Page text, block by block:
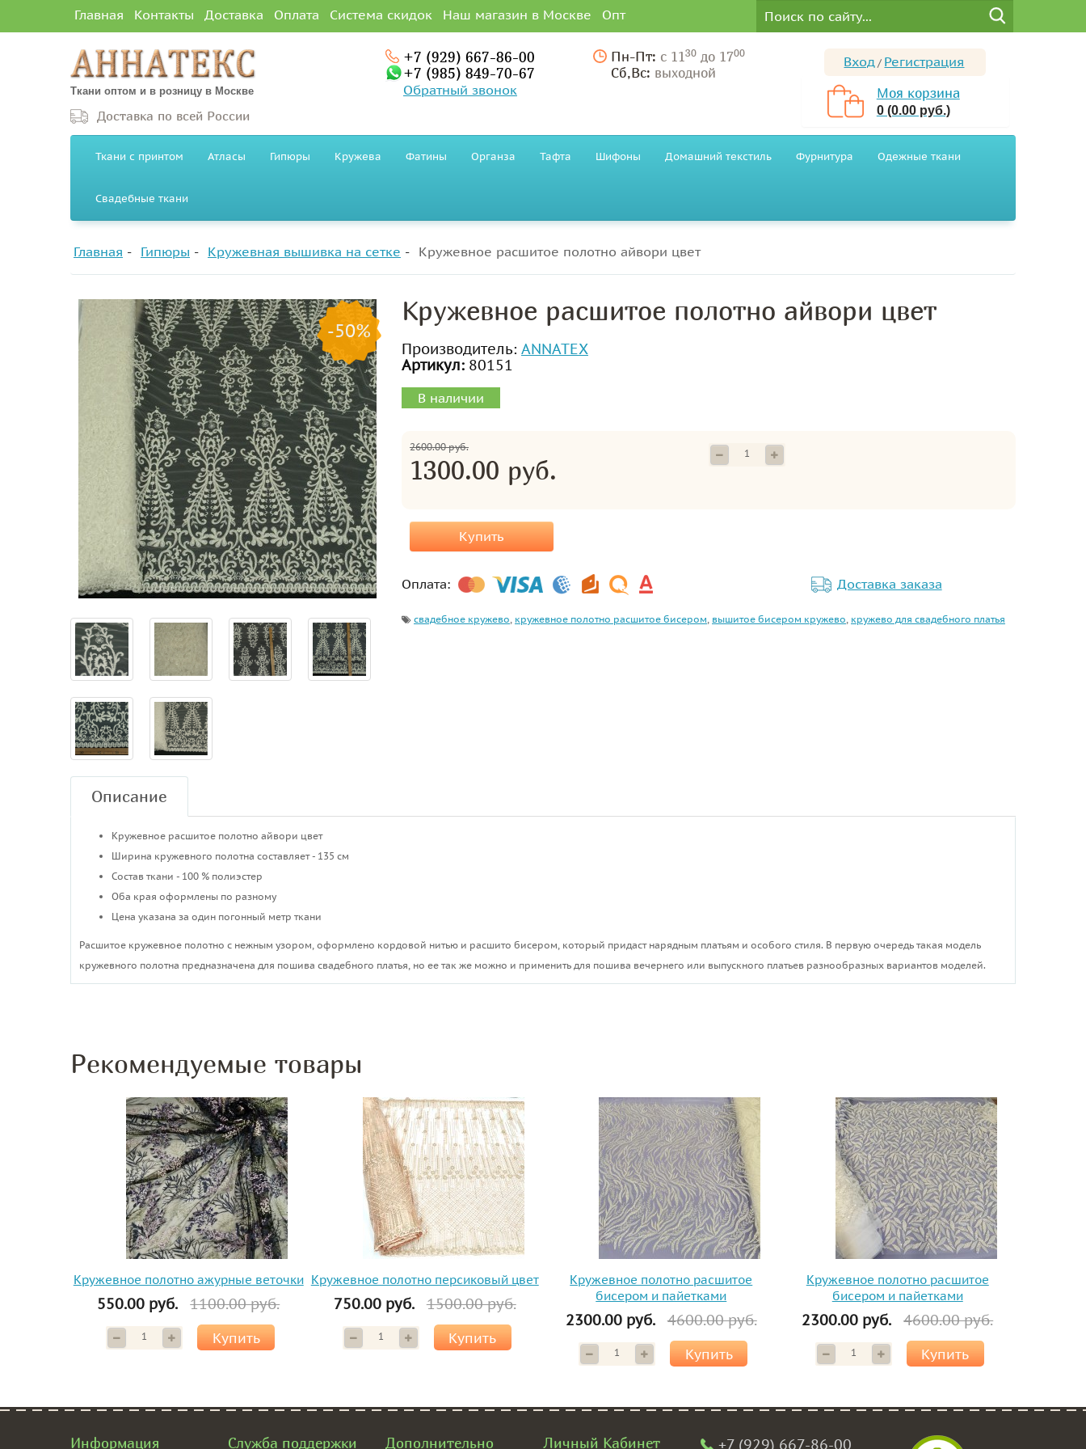
Главная Контакты Доставка Оплата Система скидок Наш магазин в Москве Опт
Ткани оптом и в розницу в Москве
Доставка по всей России
+7 (929) 667-86-00
+7 (985) 849-70-67
Обратный звонок
Пн-Пт: с 1130 до 1700
Сб,Вс: выходной
Вход / Регистрация
Моя корзина
0 (0.00 руб.)
Ткани с принтом Атласы Гипюры Кружева Фатины Органза Тафта Шифоны Домашний текстиль Фурнитура Одежные ткани
Свадебные ткани
Главная Гипюры Кружевная вышивка на сетке Кружевное расшитое полотно айвори цвет
-50%
Кружевное расшитое полотно айвори цвет
Производитель: ANNATEX
Артикул: 80151
В наличии
2600.00 руб.
1300.00 руб.
Купить
Оплата: Доставка заказа
свадебное кружево, кружевное полотно расшитое бисером, вышитое бисером кружево, кружево для свадебного платья
Описание
Кружевное расшитое полотно айвори цвет
Ширина кружевного полотна составляет - 135 см
Состав ткани - 100 % полиэстер
Оба края оформлены по разному
Цена указана за один погонный метр ткани
Расшитое кружевное полотно с нежным узором, оформлено кордовой нитью и расшито бисером, который придаст нарядным платьям и особого стиля. В первую очередь такая модель
кружевного полотна предназначена для пошива свадебного платья, но ее так же можно и применить для пошива вечернего или выпускного платьев разнообразных вариантов моделей.
Рекомендуемые товары
Кружевное полотно ажурные веточки
550.00 руб. 1100.00 руб.
Купить
Кружевное полотно персиковый цвет
750.00 руб. 1500.00 руб.
Купить
Кружевное полотно расшитое
бисером и пайетками
2300.00 руб. 4600.00 руб.
Купить
Кружевное полотно расшитое
бисером и пайетками
2300.00 руб. 4600.00 руб.
Купить
Информация Служба поддержки Дополнительно Личный Кабинет +7 (929) 667-86-00